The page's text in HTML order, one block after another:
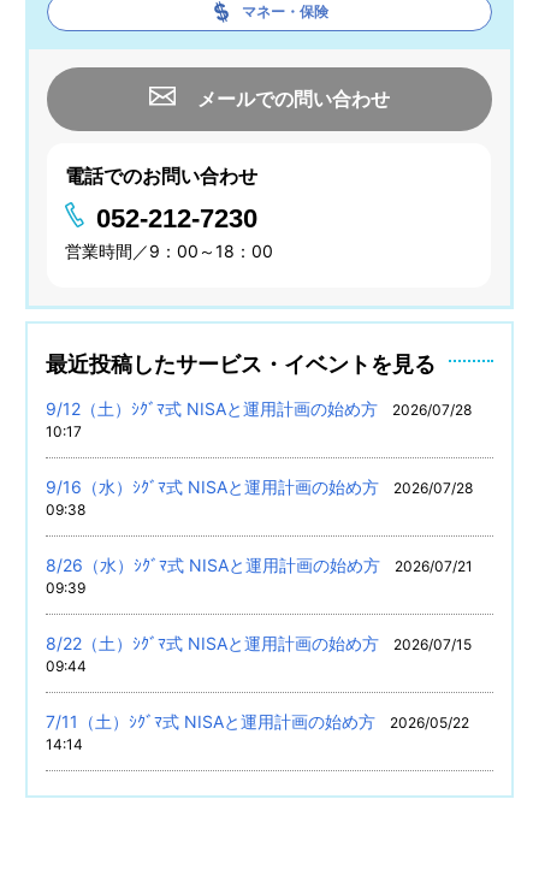
マネー・保険
メールでの問い合わせ
電話でのお問い合わせ
052-212-7230
営業時間／9：00～18：00
最近投稿したサービス・イベントを見る
9/12（土）ｼｸﾞﾏ式 NISAと運用計画の始め方
2026/07/28
10:17
9/16（水）ｼｸﾞﾏ式 NISAと運用計画の始め方
2026/07/28
09:38
8/26（水）ｼｸﾞﾏ式 NISAと運用計画の始め方
2026/07/21
09:39
8/22（土）ｼｸﾞﾏ式 NISAと運用計画の始め方
2026/07/15
09:44
7/11（土）ｼｸﾞﾏ式 NISAと運用計画の始め方
2026/05/22
14:14